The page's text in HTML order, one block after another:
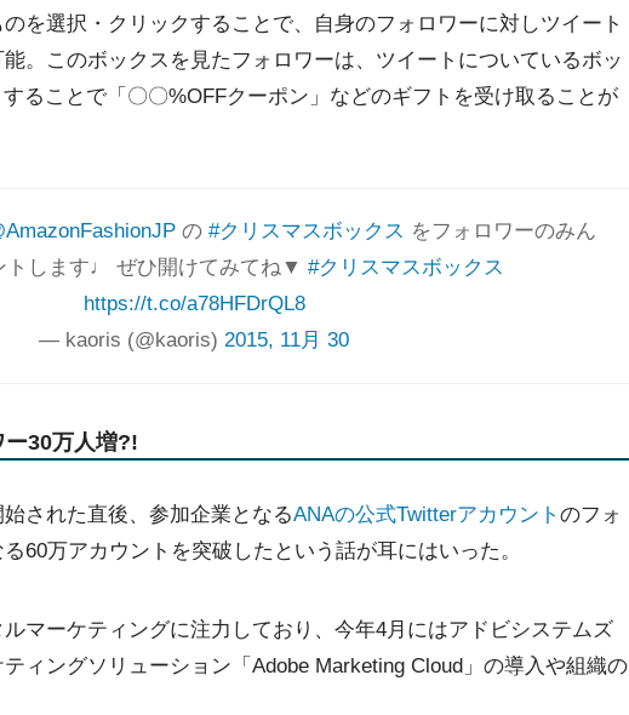
を選択・クリックすることで、自身のフォロワーに対しツイート
。このボックスを見たフォロワーは、ツイートについているボッ
ることで「〇〇%OFFクーポン」などのギフトを受け取ることが
の #クリスマスボックス をフォロワーのみん
トします♩ ぜひ開けてみてね▼ #クリスマスボックス
https://t.co/a78HFDrQL8
— kaoris (@kaoris) 2015, 11月 30
ー30万人増?!
された直後、参加企業となるANAの公式Twitterアカウント のフォ
60万アカウントを突破したという話が耳にはいった。
マーケティングに注力しており、今年4月にはアドビシステムズ
ィングソリューション「Adobe Marketing Cloud」の導入や組織の